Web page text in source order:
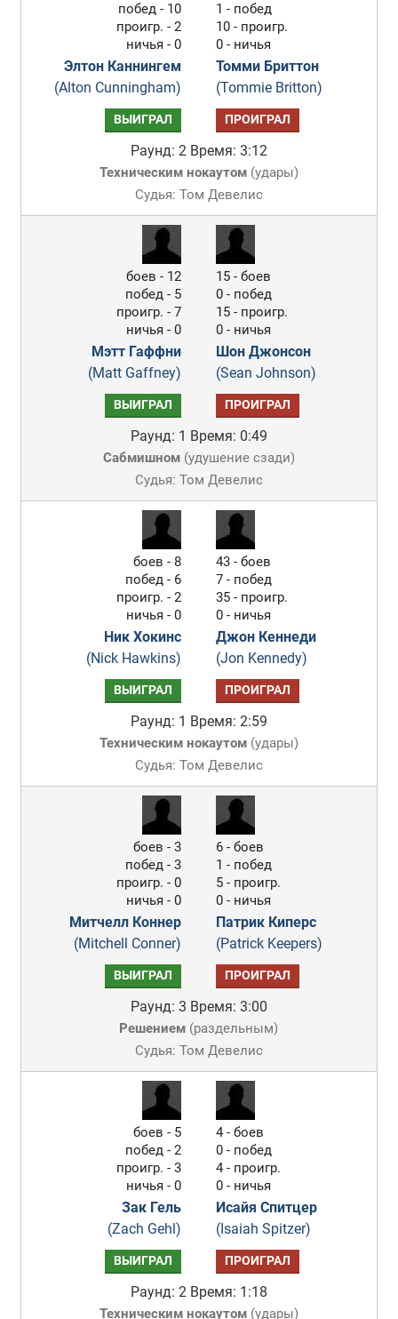
побед - 10
проигр. - 2
ничья - 0
Элтон Каннингем
(Alton Cunningham)
1 - побед
10 - проигр.
0 - ничья
Томми Бриттон
(Tommie Britton)
ВЫИГРАЛ ПРОИГРАЛ
Раунд: 2 Время: 3:12
Техническим нокаутом(удары)
Судья: Том Девелис
боев - 12
побед - 5
проигр. - 7
ничья - 0
Мэтт Гаффни
(Matt Gaffney)
15 - боев
0 - побед
15 - проигр.
0 - ничья
Шон Джонсон
(Sean Johnson)
ВЫИГРАЛ ПРОИГРАЛ
Раунд: 1 Время: 0:49
Сабмишном(удушение сзади)
Судья: Том Девелис
боев - 8
побед - 6
проигр. - 2
ничья - 0
Ник Хокинс
(Nick Hawkins)
43 - боев
7 - побед
35 - проигр.
0 - ничья
Джон Кеннеди
(Jon Kennedy)
ВЫИГРАЛ ПРОИГРАЛ
Раунд: 1 Время: 2:59
Техническим нокаутом(удары)
Судья: Том Девелис
боев - 3
побед - 3
проигр. - 0
ничья - 0
Митчелл Коннер
(Mitchell Conner)
6 - боев
1 - побед
5 - проигр.
0 - ничья
Патрик Киперс
(Patrick Keepers)
ВЫИГРАЛ ПРОИГРАЛ
Раунд: 3 Время: 3:00
Решением (раздельным)
Судья: Том Девелис
боев - 5
побед - 2
проигр. - 3
ничья - 0
Зак Гель
(Zach Gehl)
4 - боев
0 - побед
4 - проигр.
0 - ничья
Исайя Спитцер
(Isaiah Spitzer)
ВЫИГРАЛ ПРОИГРАЛ
Раунд: 2 Время: 1:18
Техническим нокаутом(удары)